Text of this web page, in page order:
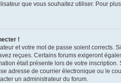
que vous souhaitez utiliser. Pour
!
et votre mot de passe soient
reçues. Certains forums exigeront
était présente lors de votre
adresse de courrier électronique ou le
un administrateur du forum.